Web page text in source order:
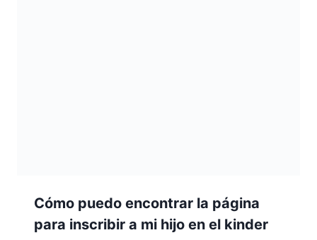
Cómo puedo encontrar la página
para inscribir a mi hijo en el kinder